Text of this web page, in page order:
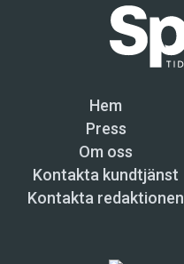
Hem
Press
Om oss
Kontakta kundtjänst
Kontakta redaktionen